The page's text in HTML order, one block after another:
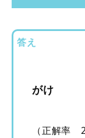
答え
がけ
（正解率